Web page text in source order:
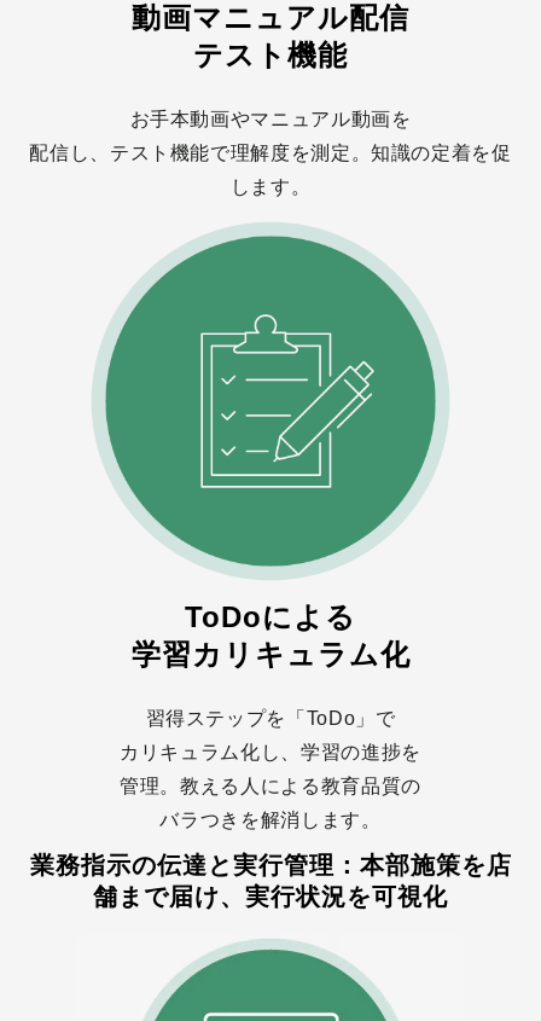
動画マニュアル配信
テスト機能
お手本動画やマニュアル動画を
配信し、テスト機能で理解度を測定。知識の定着を促
します。
ToDoによる
学習カリキュラム化
習得ステップを「ToDo」で
カリキュラム化し、学習の進捗を
管理。教える人による教育品質の
バラつきを解消します。
業務指示の伝達と実行管理：本部施策を店
舗まで届け、実行状況を可視化